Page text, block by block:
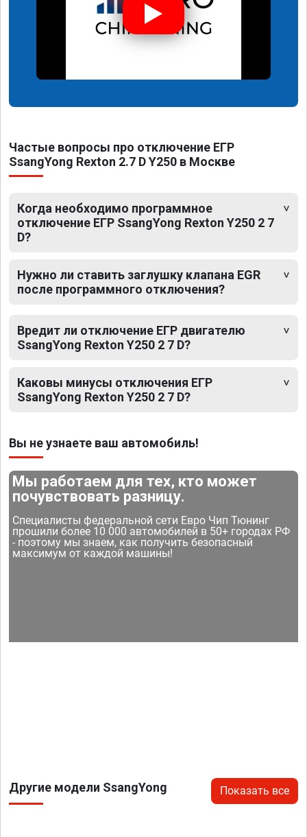
Частые вопросы про отключение ЕГР
SsangYong Rexton 2.7 D Y250 в Москве
Когда необходимо программное
отключение ЕГР SsangYong Rexton Y250 2 7
D?
Нужно ли ставить заглушку клапана EGR
после программного отключения?
Вредит ли отключение ЕГР двигателю
SsangYong Rexton Y250 2 7 D?
Каковы минусы отключения ЕГР
SsangYong Rexton Y250 2 7 D?
Вы не узнаете ваш автомобиль!
Мы работаем для тех, кто может
почувствовать разницу.
Специалисты федеральной сети Евро Чип Тюнинг
прошили более 10 000 автомобилей в 50+ городах РФ
- поэтому мы знаем, как получить безопасный
максимум от каждой машины!
Другие модели SsangYong Показать все